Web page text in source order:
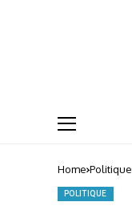
Home Politique
POLITIQUE